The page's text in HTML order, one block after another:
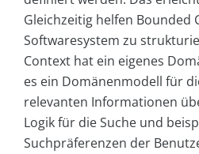
Gleichzeitig helfen Bounded
Softwaresystem zu
Context hat ein eigenes
es ein Domänenmodell für
relevanten Informationen
Logik für die Suche und
Suchpräferenzen der